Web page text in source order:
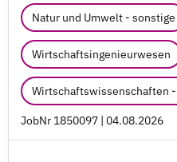
Natur und Umwelt - sonstige
Wirtschaftsingenieurwesen
Wirtschaftswissenschaften
JobNr 1850097 | 04.08.2026